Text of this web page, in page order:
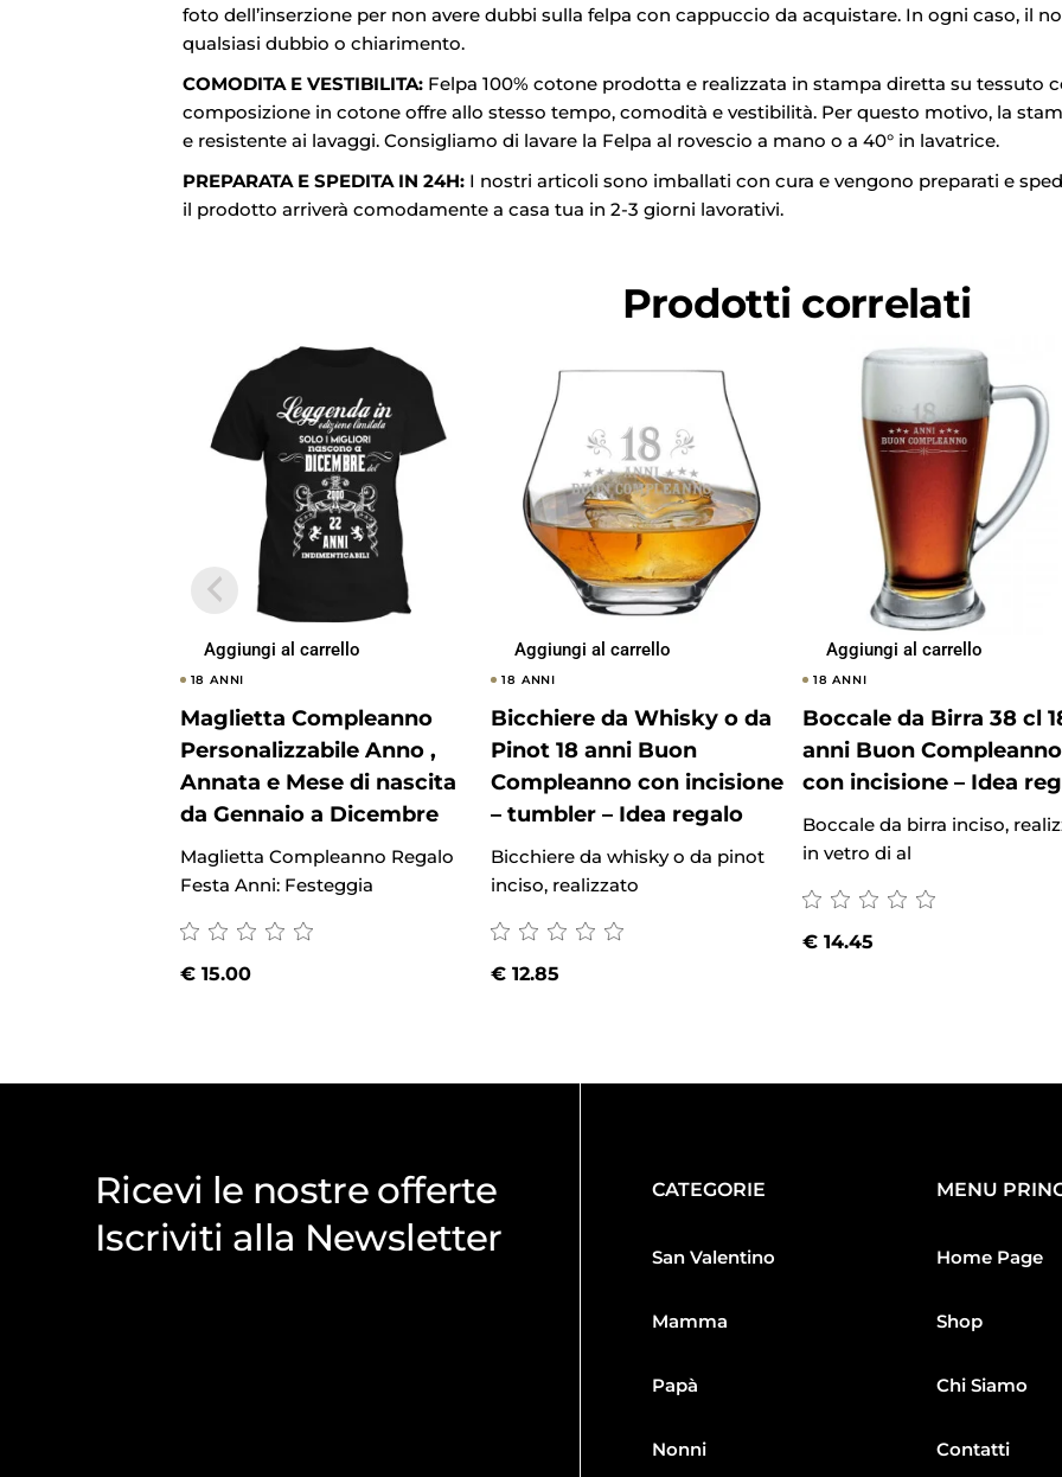
foto dell’inserzione per non avere dubbi sulla felpa con cappuccio da acquistare. In ogni caso, il
qualsiasi dubbio o chiarimento.
COMODITA E VESTIBILITA: Felpa 100% cotone prodotta e realizzata in stampa diretta su tessuto
composizione in cotone offre allo stesso tempo, comodità e vestibilità. Per questo motivo, la
e resistente ai lavaggi. Consigliamo di lavare la Felpa al rovescio a mano o a 40° in lavatrice.
PREPARATA E SPEDITA IN 24H: I nostri articoli sono imballati con cura e vengono preparati e
il prodotto arriverà comodamente a casa tua in 2-3 giorni lavorativi.
Prodotti correlati
Aggiungi al carrello
18 ANNI
Maglietta Compleanno
Personalizzabile Anno ,
Annata e Mese di nascita
da Gennaio a Dicembre
Maglietta Compleanno Regalo
Festa Anni: Festeggia
€15.00
Aggiungi al carrello
18 ANNI
Bicchiere da Whisky o da
Pinot 18 anni Buon
Compleanno con incisione
– tumbler – Idea regalo
Bicchiere da whisky o da pinot
inciso, realizzato
€ 12.85
Aggiungi al carrello
18 ANNI
Boccale da Birra 38 cl
anni Buon Compleanno
con incisione – Idea
Boccale da birra inciso,
in vetro di al
€ 14.45
Ricevi le nostre offerte
Iscriviti alla Newsletter
CATEGORIE
San Valentino
Mamma
Papà
Nonni
MENU
Home Page
Shop
Chi Siamo
Contatti